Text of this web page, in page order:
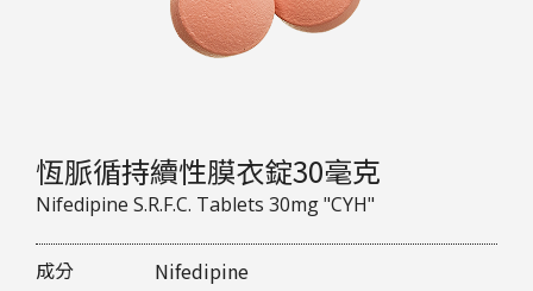
恆脈循持續性膜衣錠30毫克
Nifedipine S.R.F.C. Tablets 30mg "CYH"
成分
Nifedipine